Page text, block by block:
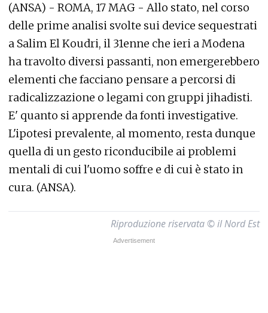
(ANSA) - ROMA, 17 MAG - Allo stato, nel corso
delle prime analisi svolte sui device sequestrati
a Salim El Koudri, il 31enne che ieri a Modena
ha travolto diversi passanti, non emergerebbero
elementi che facciano pensare a percorsi di
radicalizzazione o legami con gruppi jihadisti.
E' quanto si apprende da fonti investigative.
L'ipotesi prevalente, al momento, resta dunque
quella di un gesto riconducibile ai problemi
mentali di cui l'uomo soffre e di cui è stato in
cura. (ANSA).
Riproduzione riservata © il Nord Est